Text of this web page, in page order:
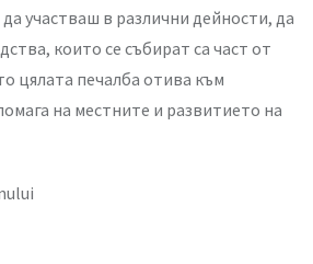
участваш в различни дейности, да
които се събират са част от
цялата печалба отива към
на местните и развитието на